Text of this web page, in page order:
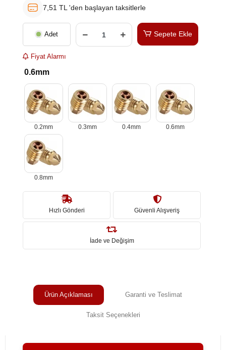
7,51 TL 'den başlayan taksitlerle
Adet Sepete Ekle
Fiyat Alarmı
0.6mm
0.2mm 0.3mm 0.4mm 0.6mm
0.8mm
Hızlı Gönderi Güvenli Alışveriş
İade ve Değişim
Ürün Açıklaması Garanti ve Teslimat
Taksit Seçenekleri